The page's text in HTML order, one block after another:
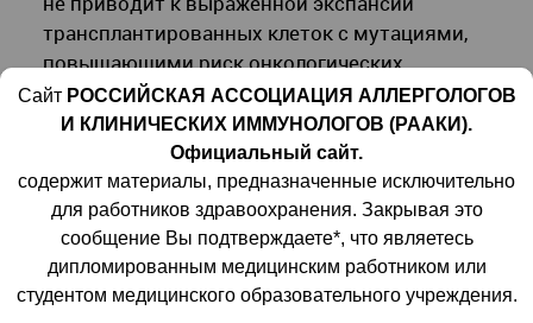
трансплантированных клеток с мутациями,
повышающими риск онкологических
заболеваний. Отчет
о работеопубликованв журналеScience
Translational Medicine.
После трансплантации относительно
небольшая фракция стволовых клеток
Сайт РОССИЙСКАЯ АССОЦИАЦИЯ АЛЛЕРГОЛОГОВ
И КЛИНИЧЕСКИХ ИММУНОЛОГОВ (РААКИ).
Официальный сайт.
содержит материалы, предназначенные исключительно
для работников здравоохранения. Закрывая это
сообщение Вы подтверждаете*, что являетесь
дипломированным медицинским работником или
студентом медицинского образовательного учреждения.